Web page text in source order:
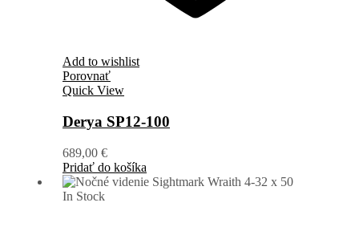
Add to wishlist
Porovnať
Quick View
Derya SP12-100
689,00 €
Pridať do košíka
In Stock